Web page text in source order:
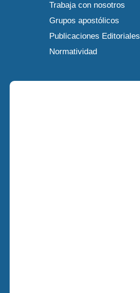
Trabaja con nosotros
Grupos apostólicos
Publicaciones Editoriales
Normatividad